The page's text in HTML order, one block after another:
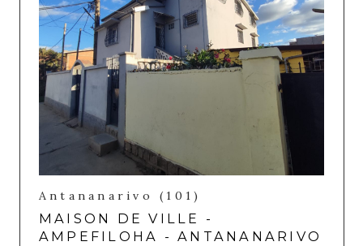
Antananarivo (101)
MAISON DE VILLE -
AMPEFILOHA - ANTANANARIVO